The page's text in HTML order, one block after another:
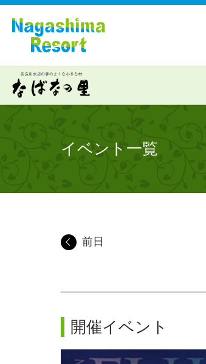
イベント一覧
前日
開催イベント